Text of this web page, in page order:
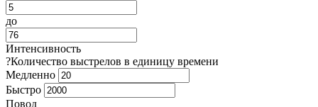
до
Интенсивность
?Количество выстрелов в единицу времени
Медленно
Быстро
Повод